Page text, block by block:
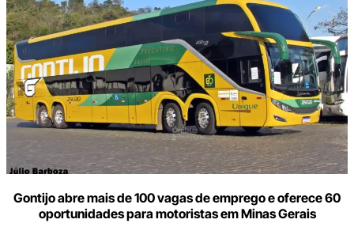
Gontijo abre mais de 100 vagas de emprego e oferece 60
oportunidades para motoristas em Minas Gerais